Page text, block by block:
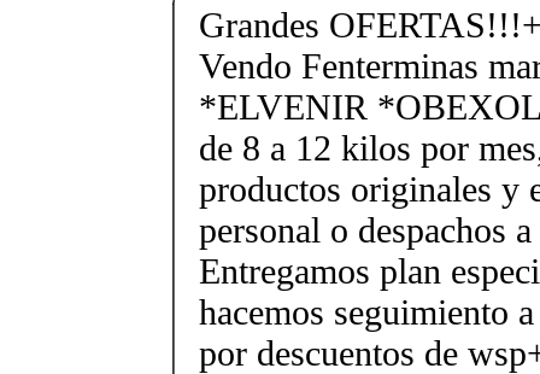
Grandes
Vendo Fenterminas
*ELVENIR
de 8 a 12 kilos por
productos originales y
personal o despachos
Entregamos plan
hacemos seguimiento
por descuentos de